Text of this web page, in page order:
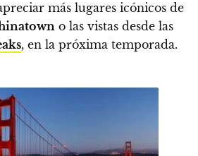
más lugares icónicos de
o las vistas desde las
, en la próxima temporada.